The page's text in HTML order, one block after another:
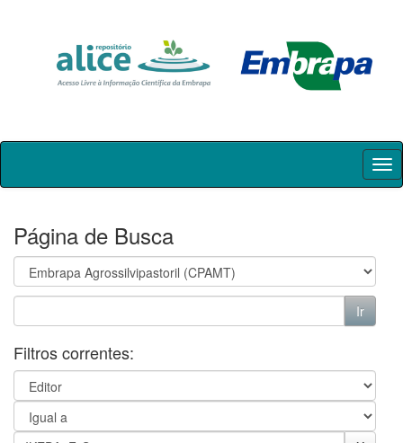
Skip
Página de Busca
Filtros correntes: